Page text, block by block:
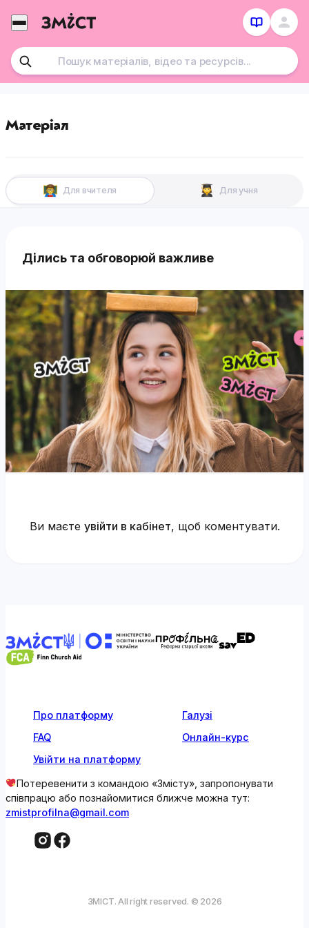
Перейти
до
Матеріал
Для вчителя Для учня
Ділись та обговорюй важливе
Ви маєте увійти в кабінет, щоб коментувати.
Про платформу
Галузі
FAQ
Онлайн-курс
Увійти на платформу
Потеревенити з командою «Змісту», запропонувати
співпрацю або познайомитися ближче можна тут:
zmistprofilna@gmail.com
ЗМІСТ. All right reserved. © 2026